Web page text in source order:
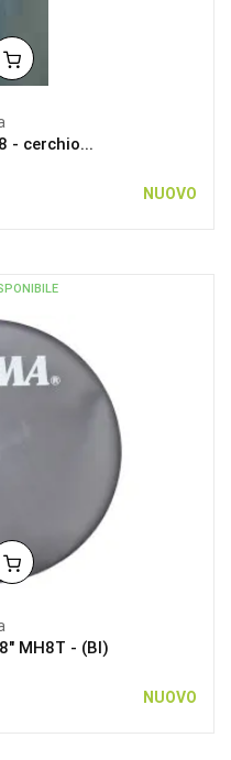
- cerchio...
NUOVO
MH8T - (BI)
NUOVO